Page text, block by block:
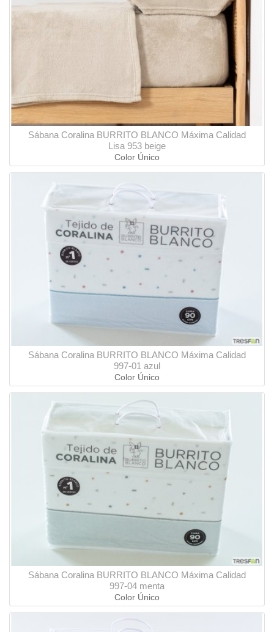
Sábana Coralina BURRITO BLANCO Máxima Calidad
Lisa 953 beige
Color Único
Sábana Coralina BURRITO BLANCO Máxima Calidad
997-01 azul
Color Único
Sábana Coralina BURRITO BLANCO Máxima Calidad
997-04 menta
Color Único